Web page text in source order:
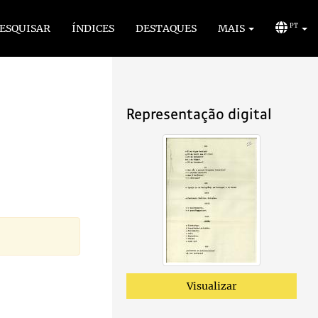
ÍNDICES DESTAQUES MAIS PT
Santa Sé e à República italiana 1975-10/1975-10
Representação digital
Visualizar